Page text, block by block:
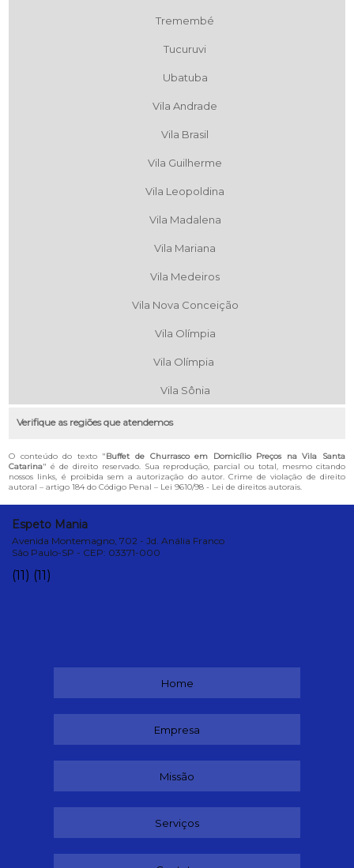
Tremembé
Tucuruvi
Ubatuba
Vila Andrade
Vila Brasil
Vila Guilherme
Vila Leopoldina
Vila Madalena
Vila Mariana
Vila Medeiros
Vila Nova Conceição
Vila Olímpia
Vila Olímpia
Vila Sônia
Verifique as regiões que atendemos
O conteúdo do texto "Buffet de Churrasco em Domicílio Preços na Vila Santa
Catarina" é de direito reservado. Sua reprodução, parcial ou total, mesmo citando
nossos links, é proibida sem a autorização do autor. Crime de violação de direito
autoral – artigo 184 do Código Penal – Lei 9610/98 - Lei de direitos autorais.
Espeto Mania
Avenida Montemagno, 702 - Jd. Anália Franco
São Paulo-SP - CEP: 03371-000
(11) (11)
Home
Empresa
Missão
Serviços